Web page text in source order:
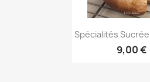
Aperçu
Spécialités
9,00 €